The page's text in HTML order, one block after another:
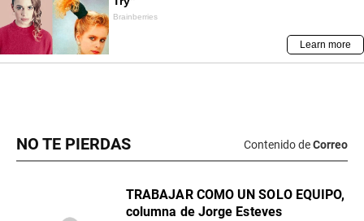
NO TE PIERDAS Contenido deCorreo
TRABAJAR COMO UN SOLO EQUIPO,
columna de Jorge Esteves